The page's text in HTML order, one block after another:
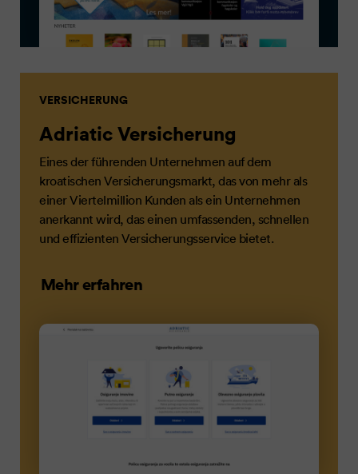
VERSICHERUNG
Adriatic Versicherung
Eines der führenden Unternehmen auf dem
kroatischen Versicherungsmarkt, das von mehr als
einer Viertelmillion Kunden als ein Unternehmen
anerkannt wird, das einen umfassenden, schnellen
und effizienten Versicherungsservice bietet.
Mehr erfahren